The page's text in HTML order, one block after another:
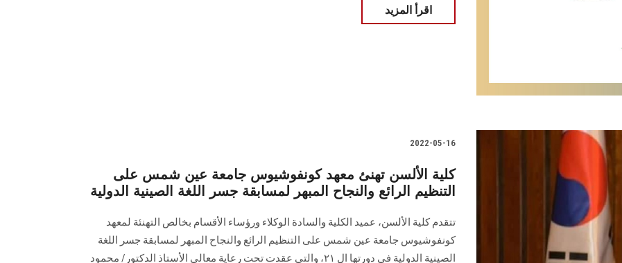
اقرأ المزيد
2022-05-16
كلية الألسن تهنئ معهد كونفوشيوس جامعة عين شمس على
التنظيم الرائع والنجاح المبهر لمسابقة جسر اللغة الصينية الدولية
تتقدم كلية الألسن، عميد الكلية والسادة الوكلاء ورؤساء الأقسام بخالص التهنئة لمعهد
كونفوشيوس جامعة عين شمس على التنظيم الرائع والنجاح المبهر لمسابقة جسر اللغة
الصينية الدولية في دورتها ال ٢١، والتي عقدت تحت رعاية معالي الأستاذ الدكتور/ محمود